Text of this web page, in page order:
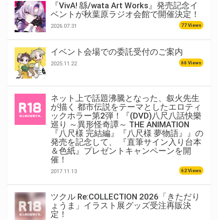
『VivA! 緜/wata Art Works』発売記念イ
ベントが秋葉原ラジオ会館で開催決定！
2026.07.31 77 Views
イベント会場での委託受付のご案内
2025.11.22 66 Views
ネット上で話題沸騰となった、叙火先生
が描く 都市伝説をテーマとしたエロティ
ックホラー第2弾！『(DVD)八尺八話快樂
巡り ～異形怪奇譚～ THE ANIMATION
『八尺様 完結編』『八尺様 夢物語』』の
発売を記念して、 『直筆サイン入り台本
＆色紙』プレゼントキャンペーンを開
催！
2017.11.13 62 Views
ツクル Re:COLLECTION 2026「きただり
ょうま」イラスト展グッズ受注再販決
定！